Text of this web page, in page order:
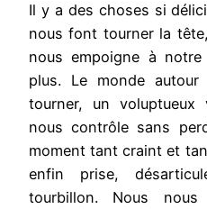
Il y a des choses si
nous font tourner la
nous empoigne à
plus. Le monde
tourner, un
nous contrôle sans
moment tant craint et
enfin prise,
tourbillon. Nous